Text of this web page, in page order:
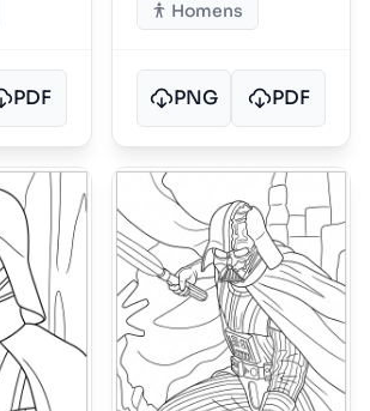
PDF
Homens
PNG PDF